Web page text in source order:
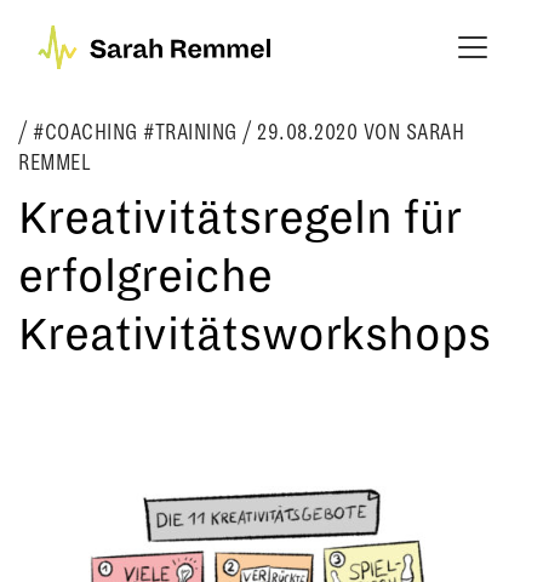
#COACHING #TRAINING / 29.08.2020 VON SARAH
REMMEL
Kreativitätsregeln für
erfolgreiche
Kreativitätsworkshops